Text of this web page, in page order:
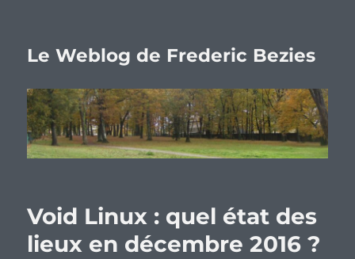
Le Weblog de Frederic Bezies
Void Linux : quel état des
lieux en décembre 2016 ?